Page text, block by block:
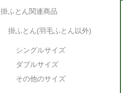
掛ふとん関連商品
掛ふとん(羽毛ふとん以外)
シングルサイズ
ダブルサイズ
その他のサイズ